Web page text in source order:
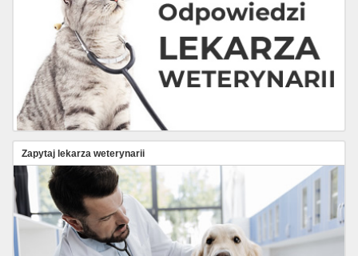
Zapytaj lekarza weterynarii